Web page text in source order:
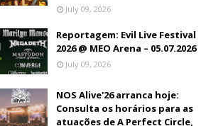
July 09, 2026
Reportagem: Evil Live Festival
2026 @ MEO Arena – 05.07.2026
July 09, 2026
NOS Alive'26 arranca hoje:
Consulta os horários para as
atuações de A Perfect Circle,